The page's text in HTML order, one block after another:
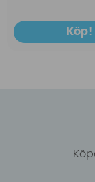
Köp!